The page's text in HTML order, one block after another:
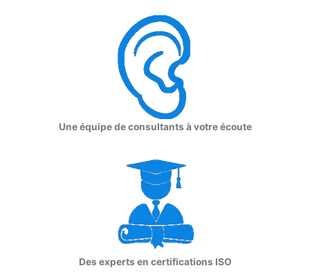
Une équipe de consultants à votre écoute
Des experts en certifications ISO